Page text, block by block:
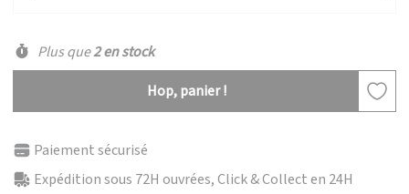
Plus que2 en stock
Hop, panier !
Paiement sécurisé
Expédition sous 72H ouvrées, Click & Collect en 24H